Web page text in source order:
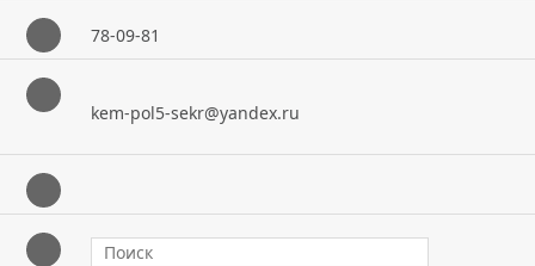
78-09-81
kem-pol5-sekr@yandex.ru